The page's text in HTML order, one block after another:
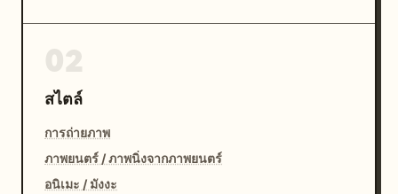
สไตล์
การถ่ายภาพ
ภาพยนตร์ / ภาพนิ่งจากภาพยนตร์
อนิเมะ / มังงะ